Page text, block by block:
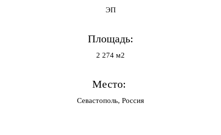
ЭП
Площадь:
2 274 м2
Место:
Севастополь, Россия